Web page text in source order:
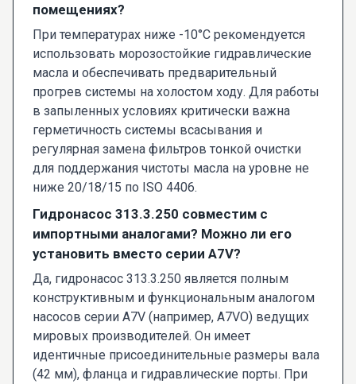
помещениях?
При температурах ниже -10°C рекомендуется
использовать морозостойкие гидравлические
масла и обеспечивать предварительный
прогрев системы на холостом ходу. Для работы
в запыленных условиях критически важна
герметичность системы всасывания и
регулярная замена фильтров тонкой очистки
для поддержания чистоты масла на уровне не
ниже 20/18/15 по ISO 4406.
Гидронасос 313.3.250 совместим с
импортными аналогами? Можно ли его
установить вместо серии A7V?
Да, гидронасос 313.3.250 является полным
конструктивным и функциональным аналогом
насосов серии A7V (например, A7VO) ведущих
мировых производителей. Он имеет
идентичные присоединительные размеры вала
(42 мм), фланца и гидравлические порты. При